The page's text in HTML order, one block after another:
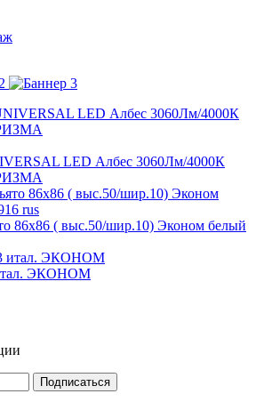
LED Албес 3060Лм/4000К
86х86 ( выс.50/шир.10) Эконом белый
ЭКОНОМ
Подписаться